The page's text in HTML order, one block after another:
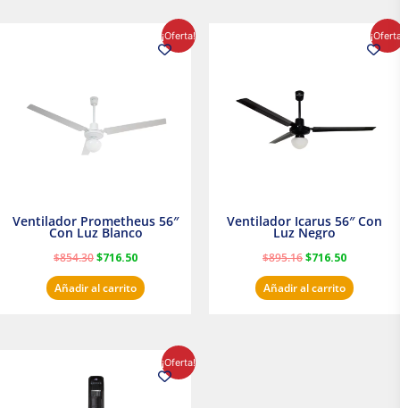
¡Oferta!
Ventilador Prometheus 56″
Con Luz Blanco
$854.30$716.50
precio
actual
Añadir al carrito
Ventilador Icarus 56″ Con
Luz Negro
$895.16$716.50
precio
actual
Añadir al carrito
¡Oferta!
original
era:
precio
actual